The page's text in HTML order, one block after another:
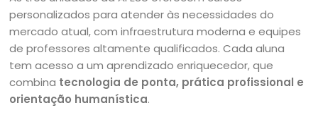
personalizados para atender às necessidades do
mercado atual, com infraestrutura moderna e equipes
de professores altamente qualificados. Cada aluna
tem acesso a um aprendizado enriquecedor, que
combina tecnologia de ponta, prática profissional e
orientação humanística.